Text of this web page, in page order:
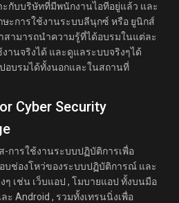
กับบริษัทที่มีพนักงานไอทีอยู่แล้ว และ
ษะการใช้งานระบบลีนุกซ์ หรือ ยูนิกส์
สามารถนำความรู้ที่ได้อบรมในแต่ละ
านจริงได้ และดูแลระบบจริงๆได้
อบรมได้ทั้งนอกและในสถานที่
Cyber Security
-การใช้งานระบบปฏิบัติการเพื่อ
บช่องโหว่ของระบบปฏิบัติการณ์ และ
ๆ เช่น เว็บแอป , โมบายแอป ทั้งบนมือ
ะ Android , รวมทั้งเทรนนิ่งเพื่อ